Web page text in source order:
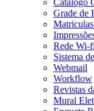
Grade de
Rede Wi-fi
Sistema
Webmail
Workflow
Revistas
Mural